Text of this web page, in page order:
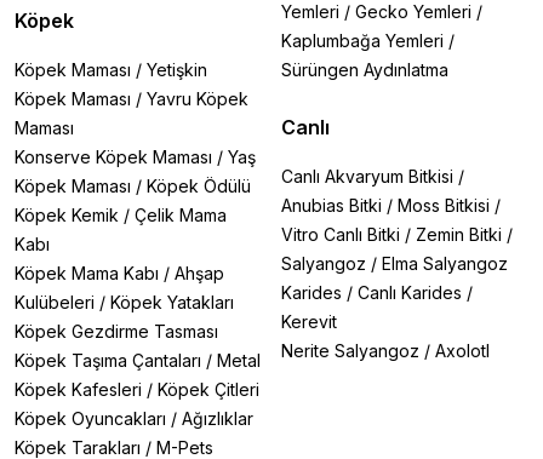
Köpek
Köpek Maması / Yetişkin
Köpek Maması / Yavru Köpek
Maması
Konserve Köpek Maması / Yaş
Köpek Maması / Köpek Ödülü
Köpek Kemik / Çelik Mama
Kabı
Köpek Mama Kabı / Ahşap
Kulübeleri / Köpek Yatakları
Köpek Gezdirme Tasması
Köpek Taşıma Çantaları / Metal
Köpek Kafesleri / Köpek Çitleri
Köpek Oyuncakları / Ağızlıklar
Köpek Tarakları / M-Pets
Yemleri / Gecko Yemleri /
Kaplumbağa Yemleri /
Sürüngen Aydınlatma
Canlı
Canlı Akvaryum Bitkisi /
Anubias Bitki / Moss Bitkisi /
Vitro Canlı Bitki / Zemin Bitki /
Salyangoz / Elma Salyangoz
Karides / Canlı Karides /
Kerevit
Nerite Salyangoz / Axolotl